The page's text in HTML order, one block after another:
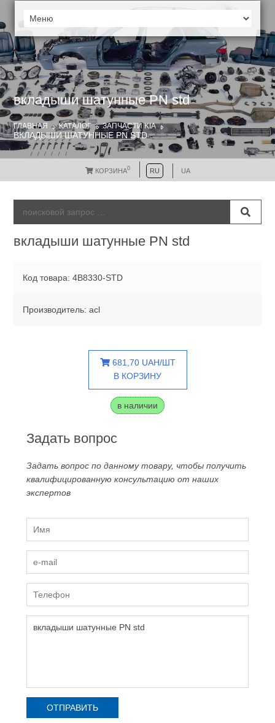
вкладыши шатунные PN std
ГЛАВНАЯ КАТАЛОГ ЗАПЧАСТИ KIA
ВКЛАДЫШИ ШАТУННЫЕ PN STD
КОРЗИНА0 RU UA
вкладыши шатунные PN std
Код товара: 4B8330-STD
Производитель: acl
681,70 UAH/ШТ
В КОРЗИНУ
в наличии
Задать вопрос
Задать вопрос по данному товару, чтобы получить
квалифицированную консультацию от наших
экспертов